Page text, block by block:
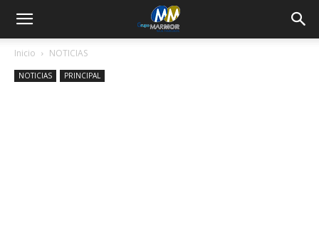
Inicio NOTICIAS
NOTICIAS PRINCIPAL